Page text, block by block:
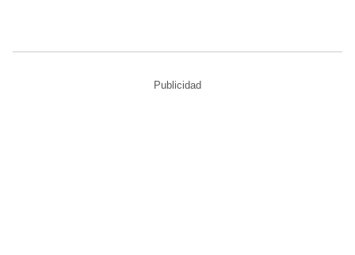
Publicidad